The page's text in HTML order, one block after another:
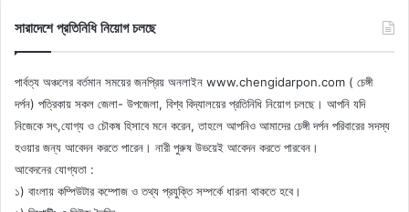
সারাদেশে প্রতিনিধি নিয়োগ চলছে
পার্বত্য অঞ্চলের বর্তমান সময়ের জনপ্রিয় অনলাইন www.chengidarpon.com ( চেঙ্গী
দর্পন) পত্রিকায় সকল জেলা- উপজেলা, বিশ্ব বিদ্যালয়ের প্রতিনিধি নিয়োগ চলছে। আপনি যদি
নিজেকে সৎ,যোগ্য ও চৌকষ হিসাবে মনে করেন, তাহলে আপনিও আমাদের চেঙ্গী দর্পন পরিবারের সদস্য
হওয়ার জন্য আবেদন করতে পারেন। নারী পুরুষ উভয়েই আবেদন করতে পারবেন।
আবেদনের যোগ্যতা :
১) বাংলায় কম্পিউটার কম্পোজ ও তথ্য প্রযুক্তি সম্পর্কে ধারনা থাকতে হবে।